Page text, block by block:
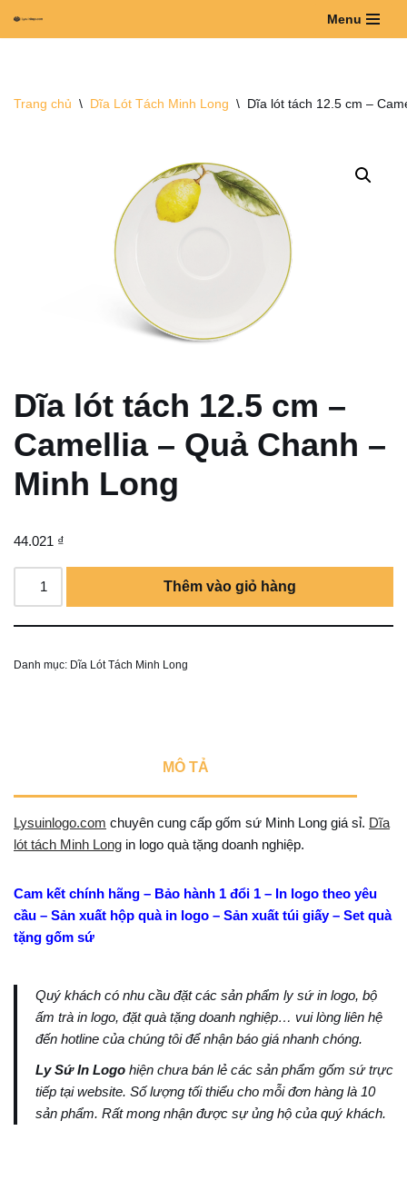
dung
Menu
Trang chủ \ Dĩa Lót Tách Minh Long \ Dĩa lót tách 12.5 cm –
Dĩa lót tách 12.5 cm –
Camellia – Quả Chanh –
Minh Long
44.021 ₫
Thêm vào giỏ hàng
Danh mục: Dĩa Lót Tách Minh Long
MÔ TẢ
Lysuinlogo.com chuyên cung cấp gốm sứ Minh Long giá sỉ. Dĩa
lót tách Minh Long in logo quà tặng doanh nghiệp.
Cam kết chính hãng – Bảo hành 1 đổi 1 – In logo theo yêu
cầu – Sản xuất hộp quà in logo – Sản xuất túi giấy – Set quà
tặng gốm sứ
Quý khách có nhu cầu đặt các sản phẩm ly sứ in logo, bộ
ấm trà in logo, đặt quà tặng doanh nghiệp… vui lòng liên hệ
đến hotline của chúng tôi để nhận báo giá nhanh chóng.
Ly Sứ In Logo hiện chưa bán lẻ các sản phẩm gốm sứ trực
tiếp tại website. Số lượng tối thiểu cho mỗi đơn hàng là 10
sản phẩm. Rất mong nhận được sự ủng hộ của quý khách.